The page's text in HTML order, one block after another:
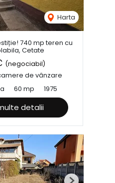
Harta
740 mp teren cu
Cetate
(negociabil)
de vânzare
60 mp 1975
detalii